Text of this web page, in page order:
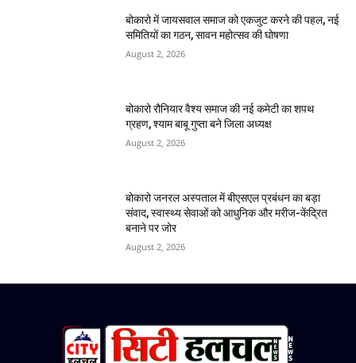
बोकारो में जायसवाल समाज को एकजुट करने की पहल, नई
समितियों का गठन, सावन महोत्सव की घोषणा
August 2, 2026
बोकारो रौनियार वैश्य समाज की नई कमेटी का शपथ
ग्रहण, श्याम बाबू गुप्ता बने जिला अध्यक्ष
August 2, 2026
बोकारो जनरल अस्पताल में बीएसएल प्रबंधन का बड़ा
संवाद, स्वास्थ्य सेवाओं को आधुनिक और मरीज-केंद्रित
बनाने पर जोर
August 2, 2026